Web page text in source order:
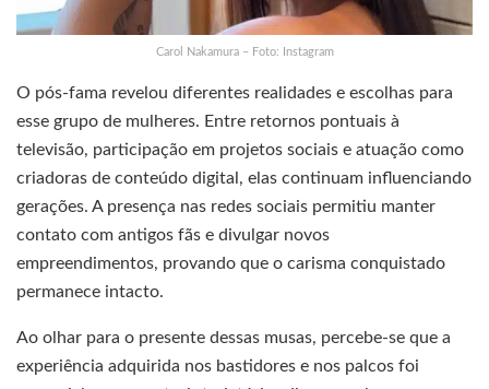
Carol Nakamura – Foto: Instagram
O pós-fama revelou diferentes realidades e escolhas para
esse grupo de mulheres. Entre retornos pontuais à
televisão, participação em projetos sociais e atuação como
criadoras de conteúdo digital, elas continuam influenciando
gerações. A presença nas redes sociais permitiu manter
contato com antigos fãs e divulgar novos
empreendimentos, provando que o carisma conquistado
permanece intacto.
Ao olhar para o presente dessas musas, percebe-se que a
experiência adquirida nos bastidores e nos palcos foi